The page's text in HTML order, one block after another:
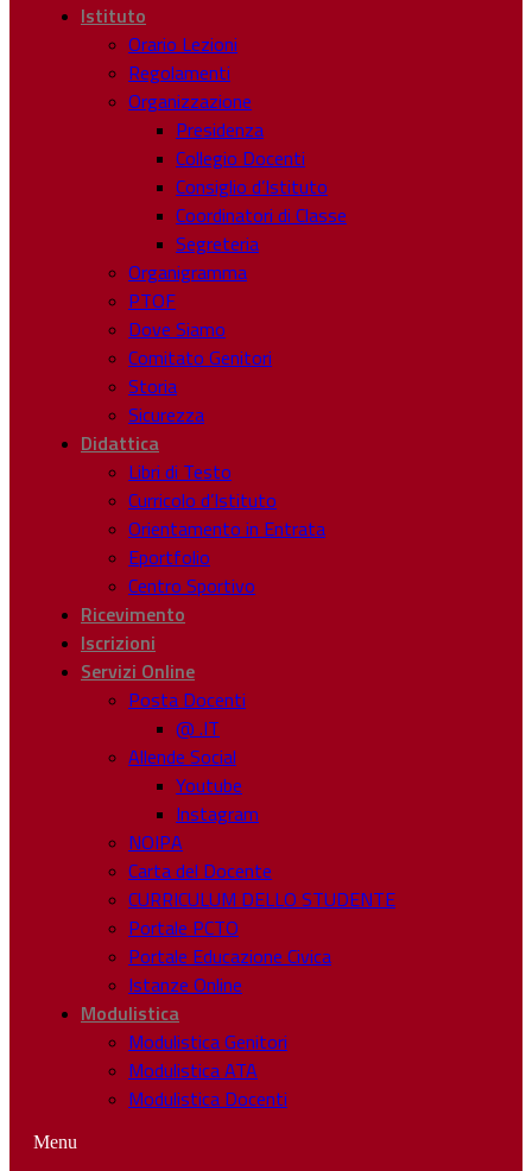
Istituto
Orario Lezioni
Regolamenti
Organizzazione
Presidenza
Collegio Docenti
Consiglio d’Istituto
Coordinatori di Classe
Segreteria
Organigramma
PTOF
Dove Siamo
Comitato Genitori
Storia
Sicurezza
Didattica
Libri di Testo
Curricolo d’Istituto
Orientamento in Entrata
Eportfolio
Centro Sportivo
Ricevimento
Iscrizioni
Servizi Online
Posta Docenti
@ .IT
Allende Social
Youtube
Instagram
NOIPA
Carta del Docente
CURRICULUM DELLO STUDENTE
Portale PCTO
Portale Educazione Civica
Istanze Online
Modulistica
Modulistica Genitori
Modulistica ATA
Modulistica Docenti
Menu